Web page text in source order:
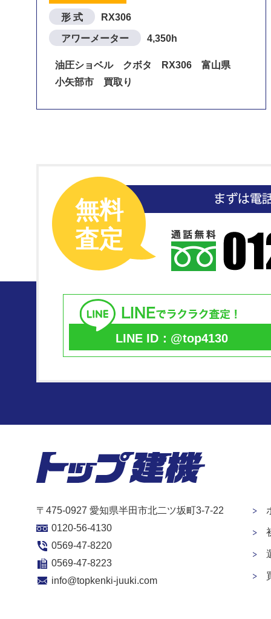
形 式 RX306
アワーメーター 4,350h
油圧ショベル クボタ RX306 富山県
小矢部市 買取り
無料
査定
LINE ID：@top4130
〒475-0927 愛知県半田市北二ツ坂町3-7-22
0120-56-4130
0569-47-8220
0569-47-8223
info@topkenki-juuki.com